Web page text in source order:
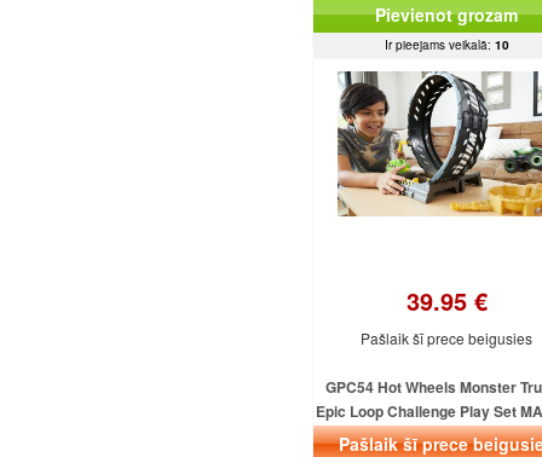
Pievienot grozam
Ir pieejams veikalā: 10
39.95 €
Pašlaik šī prece beigusies
GPC54 Hot Wheels Monster
Epic Loop Challenge Play Set
Pašlaik šī prece